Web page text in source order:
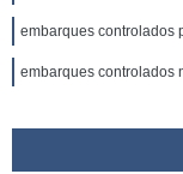
embarques controlados
embarques controlados